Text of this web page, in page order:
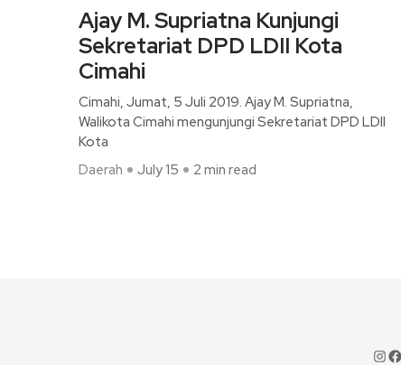
Ajay M. Supriatna Kunjungi
Sekretariat DPD LDII Kota
Cimahi
Cimahi, Jumat, 5 Juli 2019. Ajay M. Supriatna,
Walikota Cimahi mengunjungi Sekretariat DPD LDII
Kota
Daerah
July 15 2 min read